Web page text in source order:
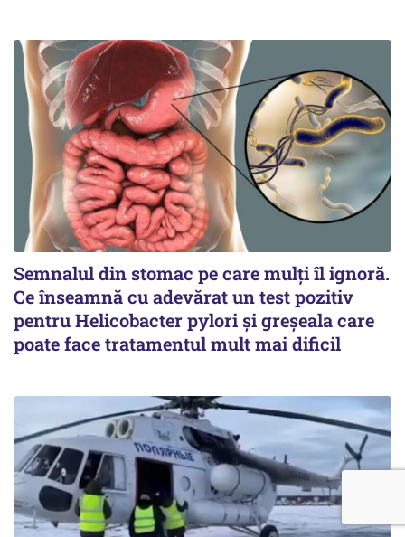
Semnalul din stomac pe care mulți îl ignoră.
Ce înseamnă cu adevărat un test pozitiv
pentru Helicobacter pylori și greșeala care
poate face tratamentul mult mai dificil